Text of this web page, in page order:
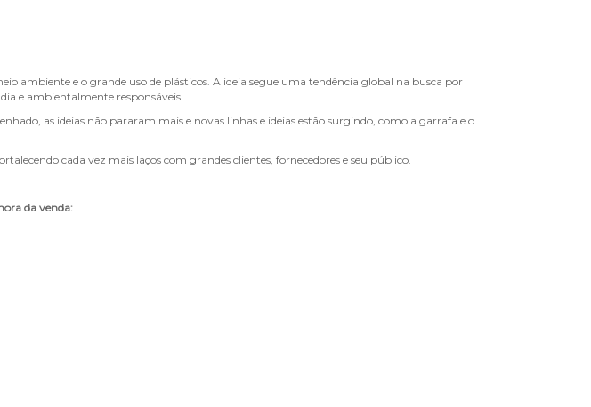
ambiente e o grande uso de plásticos. A ideia segue uma tendência global na busca por
e ambientalmente responsáveis.
as ideias não pararam mais e novas linhas e ideias estão surgindo, como a garrafa e o
cada vez mais laços com grandes clientes, fornecedores e seu público.
da venda: